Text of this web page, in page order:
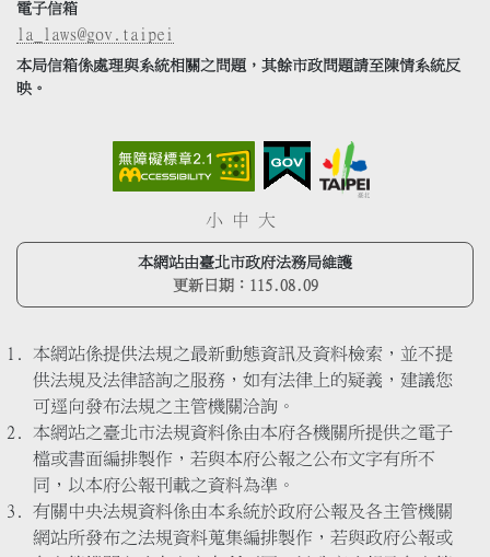
電子信箱
la_laws@gov.taipei
本局信箱係處理與系統相關之問題，其餘市政問題請至陳情系統反
映。
小 中 大
本網站由臺北市政府法務局維護
更新日期： 115.08.09
本網站係提供法規之最新動態資訊及資料檢索，並不提
供法規及法律諮詢之服務，如有法律上的疑義，建議您
可逕向發布法規之主管機關洽詢。
本網站之臺北市法規資料係由本府各機關所提供之電子
檔或書面編排製作，若與本府公報之公布文字有所不
同，以本府公報刊載之資料為準。
有關中央法規資料係由本系統於政府公報及各主管機關
網站所發布之法規資料蒐集編排製作，若與政府公報或